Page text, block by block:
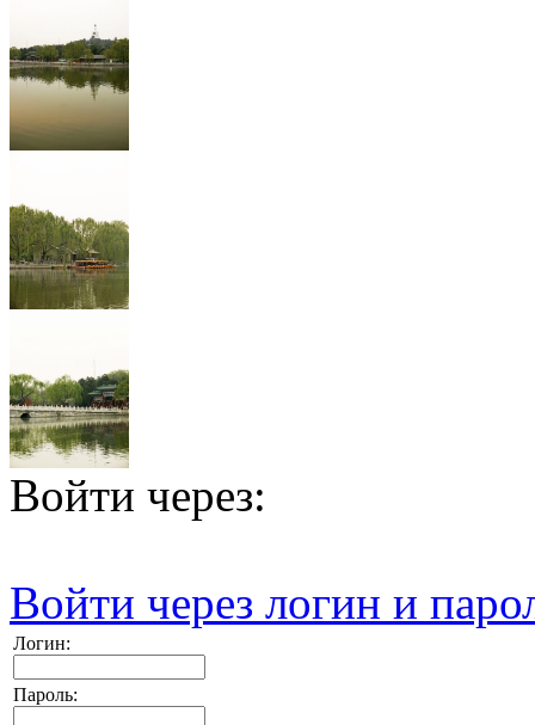
Войти через:
Войти через логин и
Логин:
Пароль: